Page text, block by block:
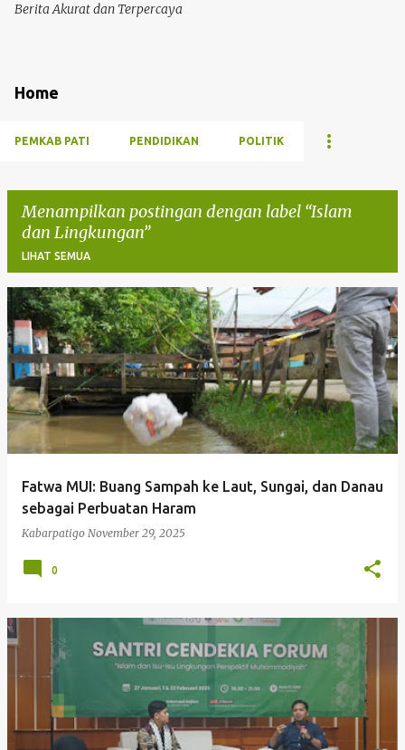
Berita Akurat dan Terpercaya
Home
PEMKAB PATI PENDIDIKAN POLITIK
Menampilkan postingan dengan label Islam
dan Lingkungan
LIHAT SEMUA
P
o
s
t
n
Fatwa MUI: Buang Sampah ke Laut, Sungai, dan Danau
sebagai Perbuatan Haram
Kabarpatigo November 29, 2025
0